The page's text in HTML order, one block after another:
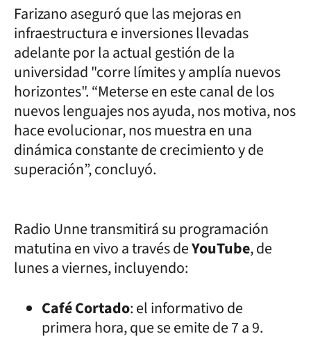
Farizano aseguró que las mejoras en
infraestructura e inversiones llevadas
adelante por la actual gestión de la
universidad "corre límites y amplía nuevos
horizontes". “Meterse en este canal de los
nuevos lenguajes nos ayuda, nos motiva, nos
hace evolucionar, nos muestra en una
dinámica constante de crecimiento y de
superación”, concluyó.
Radio Unne transmitirá su programación
matutina en vivo a través deYouTube, de
lunes a viernes, incluyendo:
Café Cortado: el informativo de
primera hora, que se emite de 7 a 9.